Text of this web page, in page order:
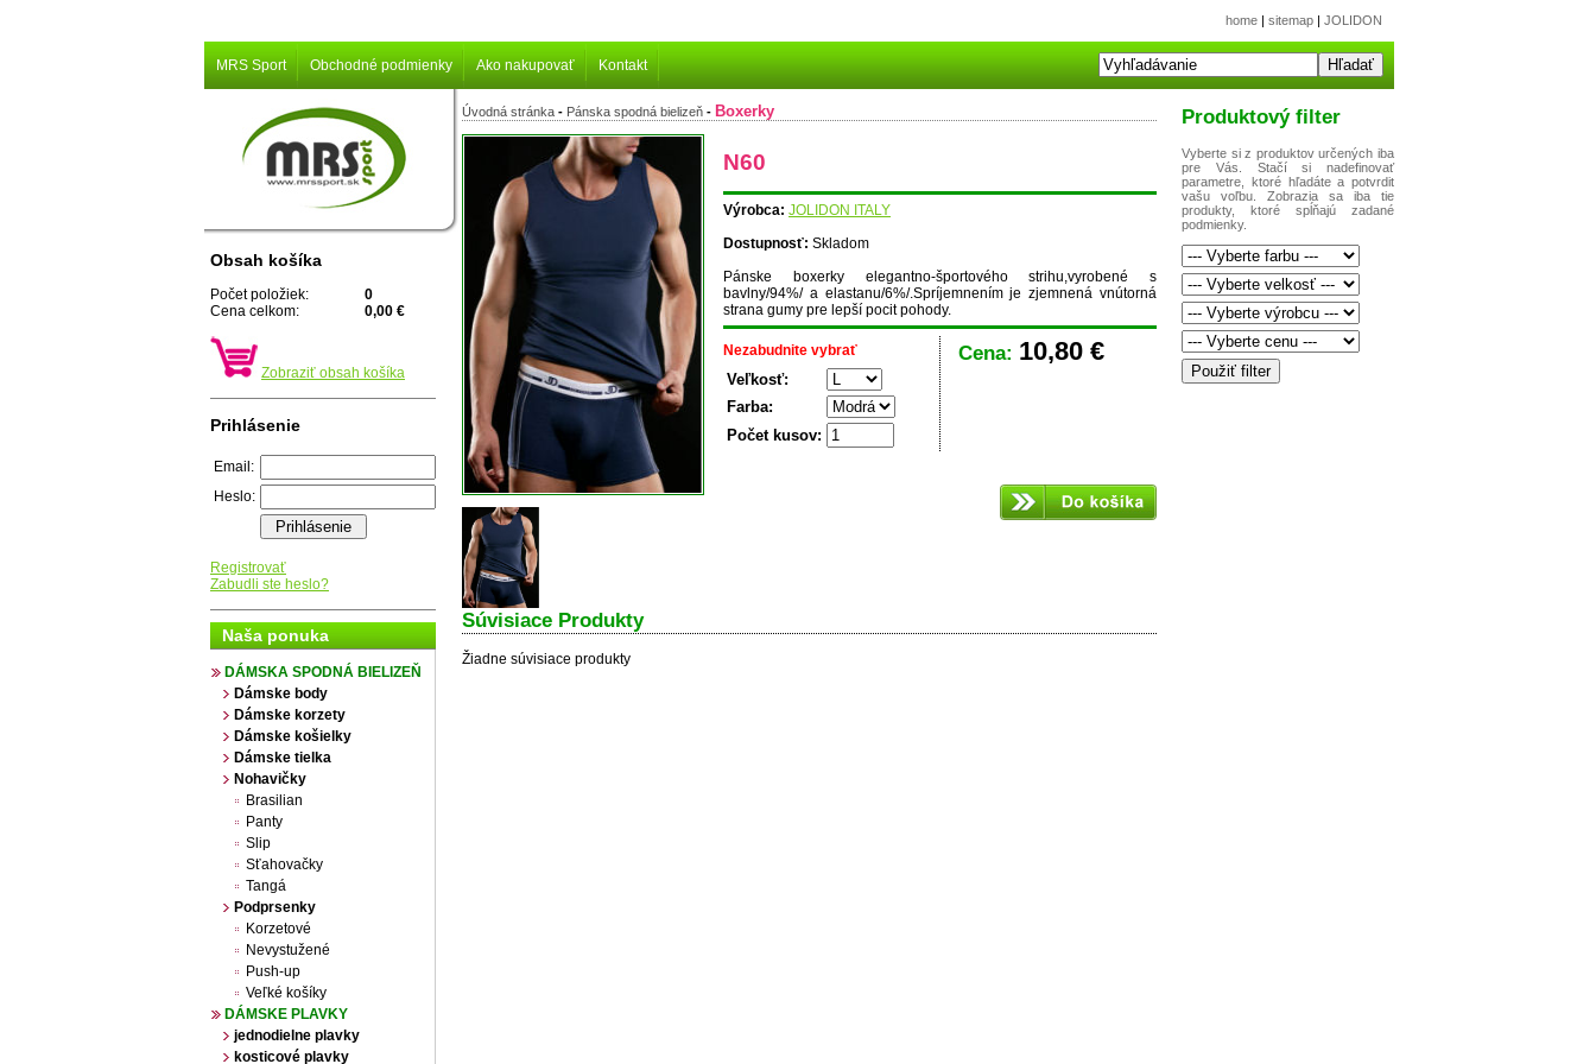
home | sitemap | JOLIDON
MRS Sport Obchodné podmienky Ako nakupovať Kontakt
Obsah košíka
Počet položiek:
0
Cena celkom:
0,00 €
Zobraziť obsah košíka
Prihlásenie
Email:
Heslo:
Registrovať
Zabudli ste heslo?
Naša ponuka
DÁMSKA SPODNÁ BIELIZEŇ
Dámske body
Dámske korzety
Dámske košielky
Dámske tielka
Nohavičky
Brasilian
Panty
Slip
Sťahovačky
Tangá
Podprsenky
Korzetové
Nevystužené
Push-up
Veľké košíky
DÁMSKE PLAVKY
jednodielne plavky
kosticové plavky
Úvodná stránka - Pánska spodná bielizeň - Boxerky
N60
Výrobca: JOLIDON ITALY
Dostupnosť: Skladom
Pánske boxerky elegantno-športového strihu,vyrobené s
bavlny/94%/ a elastanu/6%/.Spríjemnením je zjemnená vnútorná
strana gumy pre lepší pocit pohody.
Nezabudnite vybrať
Veľkosť:
Farba:
Počet kusov:
Cena: 10,80 €
Súvisiace Produkty
Žiadne súvisiace produkty
Produktový filter
Vyberte si z produktov určených iba
pre Vás. Stačí si nadefinovať
parametre, ktoré hľadáte a potvrdit
vašu voľbu. Zobrazia sa iba tie
produkty, ktoré spĺňajú zadané
podmienky.